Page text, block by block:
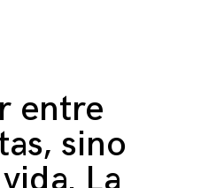
entre
sino